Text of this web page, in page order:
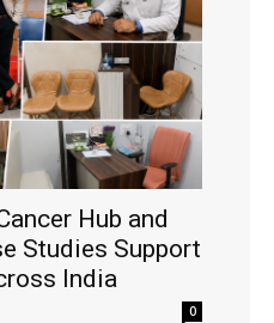
Hub and
Studies Support
India
0